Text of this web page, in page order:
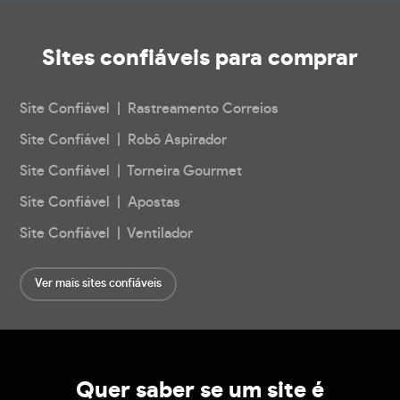
Sites confiáveis para comprar
Site Confiável | Rastreamento Correios
Site Confiável | Robô Aspirador
Site Confiável | Torneira Gourmet
Site Confiável | Apostas
Site Confiável | Ventilador
Ver mais sites confiáveis
Quer saber se um site é